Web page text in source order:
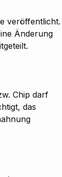
veröffentlicht.
Änderung
Chip darf
das